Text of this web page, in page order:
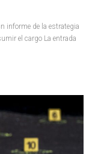
informe de la estrategia
el cargo La entrada